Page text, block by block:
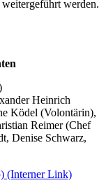
werden.
Heinrich
Ködel (Volontärin),
Reimer (Chef
Denise Schwarz,
(Interner Link)